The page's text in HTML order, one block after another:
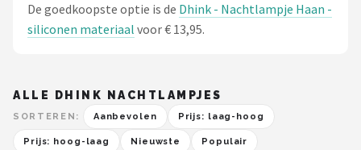
De goedkoopste optie is de Dhink - Nachtlampje Haan -
siliconen materiaal voor € 13,95.
ALLE DHINK NACHTLAMPJES
SORTEREN: Aanbevolen Prijs: laag-hoog
Prijs: hoog-laag Nieuwste Populair